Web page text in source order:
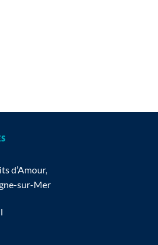
d’Amour,
sur-Mer